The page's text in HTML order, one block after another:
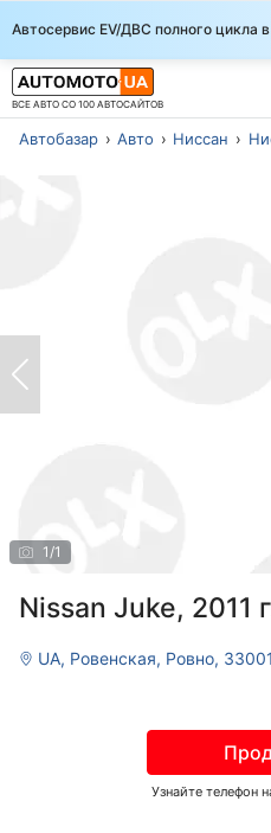
Автосервис EV/ДВС полного цикла
ВСЕ АВТО СО 100 АВТОСАЙТОВ
Автобазар Авто Ниссан
1 /1
Nissan Juke, 2011
UA, Ровенская, Ровно, 33001
Узнайте телефон